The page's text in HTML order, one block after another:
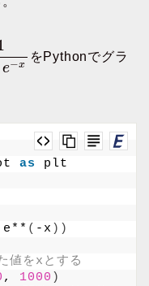
e−x
をPythonでグラ
as plt
( -x ))
値をxとする
, 1000 )